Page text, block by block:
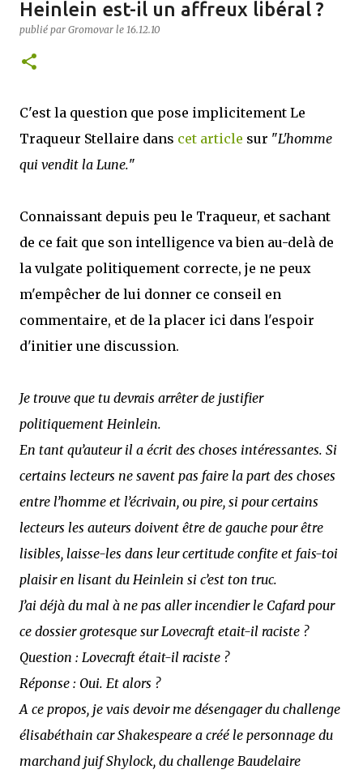
Heinlein est-il un affreux libéral ?
publié par Gromovar le 16.12.10
C'est la question que pose implicitement Le
Traqueur Stellaire dans cet article sur "L'homme
qui vendit la Lune."
Connaissant depuis peu le Traqueur, et sachant
de ce fait que son intelligence va bien au-delà de
la vulgate politiquement correcte, je ne peux
m'empêcher de lui donner ce conseil en
commentaire, et de la placer ici dans l'espoir
d'initier une discussion.
Je trouve que tu devrais arrêter de justifier
politiquement Heinlein.
En tant qu’auteur il a écrit des choses intéressantes. Si
certains lecteurs ne savent pas faire la part des choses
entre l’homme et l’écrivain, ou pire, si pour certains
lecteurs les auteurs doivent être de gauche pour être
lisibles, laisse-les dans leur certitude confite et fais-toi
plaisir en lisant du Heinlein si c’est ton truc.
J’ai déjà du mal à ne pas aller incendier le Cafard pour
ce dossier grotesque sur Lovecraft etait-il raciste ?
Question : Lovecraft était-il raciste ?
Réponse : Oui. Et alors ?
A ce propos, je vais devoir me désengager du challenge
élisabéthain car Shakespeare a créé le personnage du
marchand juif Shylock, du challenge Baudelaire